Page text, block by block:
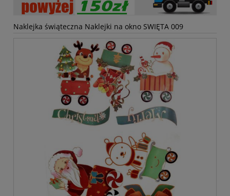
Naklejka świąteczna Naklejki na okno SWIĘTA 009